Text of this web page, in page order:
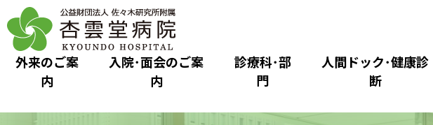
外来のご案
内
入院･面会のご案
内
診療科･部
門
人間ドック･健康診
断